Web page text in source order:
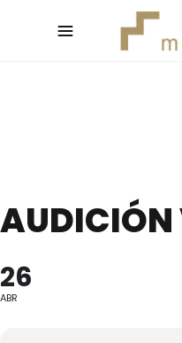
AUDICIÓN
26
ABR